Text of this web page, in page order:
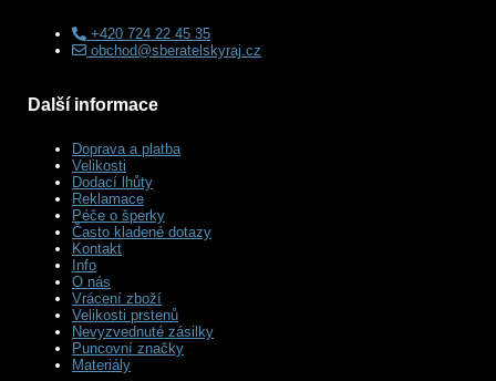
+420 724 22 45 35
obchod@sberatelskyraj.cz
Další informace
Doprava a platba
Velikosti
Dodací lhůty
Reklamace
Péče o šperky
Často kladené dotazy
Kontakt
Info
O nás
Vrácení zboží
Velikosti prstenů
Nevyzvednuté zásilky
Puncovní značky
Materiály